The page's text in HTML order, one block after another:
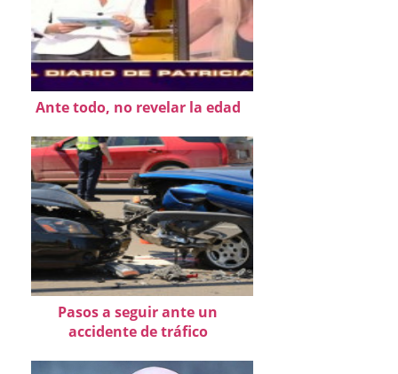
Ante todo, no revelar la edad
Pasos a seguir ante un
accidente de tráfico